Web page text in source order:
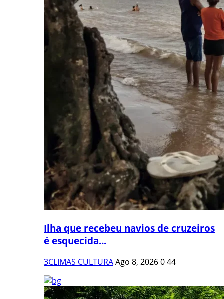
Ilha que recebeu navios de cruzeiros
é esquecida...
3CLIMAS CULTURAAgo 8, 2026044